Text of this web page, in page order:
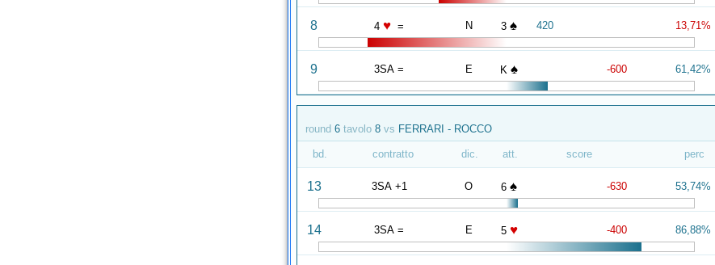
8 4 ♥ = N 3 ♠ 420 13,71%
9 3SA = E K ♠ -600 61,42%
round 6 tavolo 8 vs FERRARI - ROCCO
bd. contratto dic. att. score perc
13 3SA +1 O 6 ♠ -630 53,74%
14 3SA = E 5 ♥ -400 86,88%